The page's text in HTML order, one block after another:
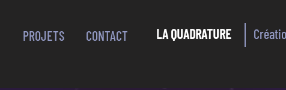
PROJETS CONTACT LA QUADRATURE